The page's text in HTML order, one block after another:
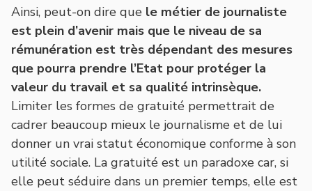
Ainsi, peut-on dire que le métier de journaliste
est plein d’avenir mais que le niveau de sa
rémunération est très dépendant des mesures
que pourra prendre l’Etat pour protéger la
valeur du travail et sa qualité intrinsèque.
Limiter les formes de gratuité permettrait de
cadrer beaucoup mieux le journalisme et de lui
donner un vrai statut économique conforme à son
utilité sociale. La gratuité est un paradoxe car, si
elle peut séduire dans un premier temps, elle est